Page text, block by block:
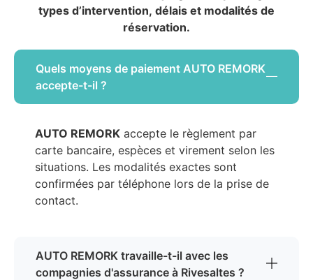
types d’intervention, délais et modalités de
réservation.
Quels moyens de paiement AUTO REMORK
accepte-t-il ?
AUTO REMORK accepte le règlement par
carte bancaire, espèces et virement selon les
situations. Les modalités exactes sont
confirmées par téléphone lors de la prise de
contact.
AUTO REMORK travaille-t-il avec les
compagnies d'assurance à Rivesaltes ?